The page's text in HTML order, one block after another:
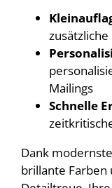
Mailings
Schnelle
Dank
brillante Farben